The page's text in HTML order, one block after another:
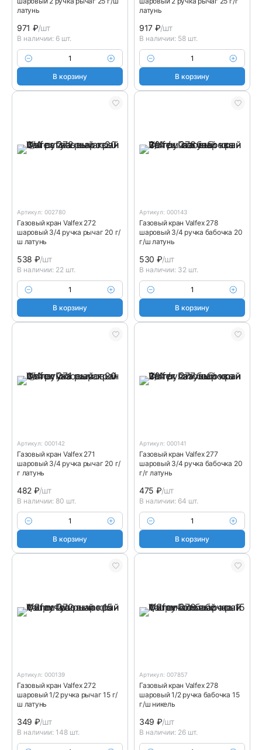
латунь
971 ₽/шт
В наличии: 6 шт.
В корзину
латунь
917 ₽/шт
В наличии: 58 шт.
В корзину
Артикул: 002780
Газовый кран Valfex 272
шаровый 3/4 ручка рычаг 20 г/
ш латунь
538 ₽/шт
В наличии: 22 шт.
В корзину
Артикул: 000143
Газовый кран Valfex 278
шаровый 3/4 ручка бабочка 20
г/ш латунь
530 ₽/шт
В наличии: 32 шт.
В корзину
Артикул: 000142
Газовый кран Valfex 271
шаровый 3/4 ручка рычаг 20 г/
г латунь
482 ₽/шт
В наличии: 80 шт.
В корзину
Артикул: 000141
Газовый кран Valfex 277
шаровый 3/4 ручка бабочка 20
г/г латунь
475 ₽/шт
В наличии: 64 шт.
В корзину
Артикул: 000139
Газовый кран Valfex 272
шаровый 1/2 ручка рычаг 15 г/
ш латунь
349 ₽/шт
В наличии: 148 шт.
Артикул: 007857
Газовый кран Valfex 278
шаровый 1/2 ручка бабочка 15
г/ш никель
349 ₽/шт
В наличии: 26 шт.